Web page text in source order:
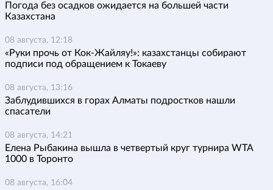
Погода без осадков ожидается на большей части
Казахстана
08 августа, 12:18
«Руки прочь от Кок-Жайляу!»: казахстанцы собирают
подписи под обращением к Токаеву
08 августа, 13:16
Заблудившихся в горах Алматы подростков нашли
спасатели
08 августа, 14:21
Елена Рыбакина вышла в четвертый круг турнира WTA
1000 в Торонто
08 августа, 16:04